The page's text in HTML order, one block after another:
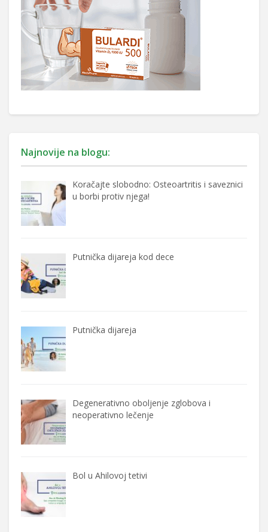
Najnovije na blogu:
Koračajte slobodno: Osteoartritis i saveznici
u borbi protiv njega!
Putnička dijareja kod dece
Putnička dijareja
Degenerativno oboljenje zglobova i
neoperativno lečenje
Bol u Ahilovoj tetivi